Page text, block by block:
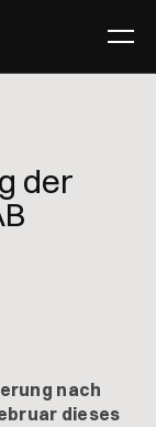
der
nach
dieses